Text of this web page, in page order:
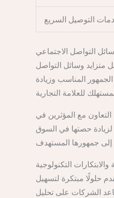
التوصيل السريع
التواصل الاجتماعي
متزايد وسائل التواصل
الجمهور المناسب وزيادة
مع المؤثرين في
لزيادة حصتها في السوق
التكنولوجية
حلولًا مبتكرة لتسهيل
الشركات على تحليل